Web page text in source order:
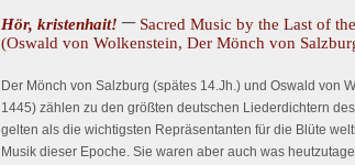
Hör, kristenhait!–Sacred Music by the Last of
(Oswald von Wolkenstein, Der Mönch von
Der Mönch von Salzburg (spätes 14.Jh.) und Oswald von
1445) zählen zu den größten deutschen Liederdichtern
gelten als die wichtigsten Repräsentanten für die Blüte
Musik dieser Epoche. Sie waren aber auch was